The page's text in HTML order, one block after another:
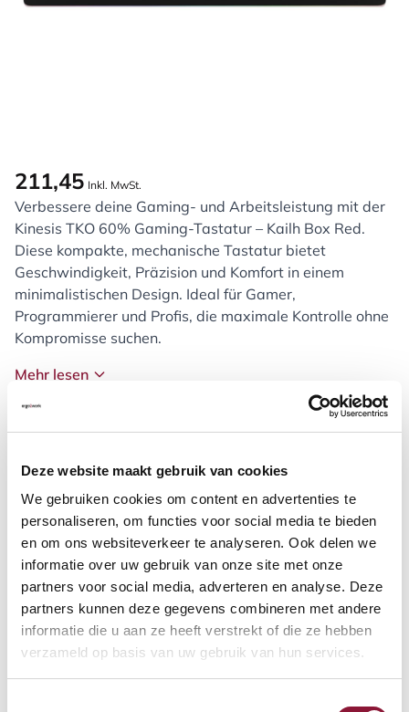
Deze website maakt gebruik van cookies
We gebruiken cookies om content en advertenties te
personaliseren, om functies voor social media te bieden
en om ons websiteverkeer te analyseren. Ook delen we
informatie over uw gebruik van onze site met onze
partners voor social media, adverteren en analyse. Deze
partners kunnen deze gegevens combineren met andere
informatie die u aan ze heeft verstrekt of die ze hebben
verzameld op basis van uw gebruik van hun services.
211,45 Inkl. MwSt.
Verbessere deine Gaming- und Arbeitsleistung mit der
Kinesis TKO 60% Gaming-Tastatur – Kailh Box Red.
Diese kompakte, mechanische Tastatur bietet
Geschwindigkeit, Präzision und Komfort in einem
minimalistischen Design. Ideal für Gamer,
Programmierer und Profis, die maximale Kontrolle ohne
Kompromisse suchen.
Mehr lesen
Verfügbar
Anzahl:
In den Warenkorb
Auf der Suche nach Stückzahlen? Machen Sie Ihren Arbeitsplatz
Angebot anfordern